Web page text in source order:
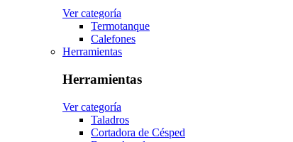
Ver categoría
Termotanque
Calefones
Herramientas
Herramientas
Ver categoría
Taladros
Cortadora de Césped